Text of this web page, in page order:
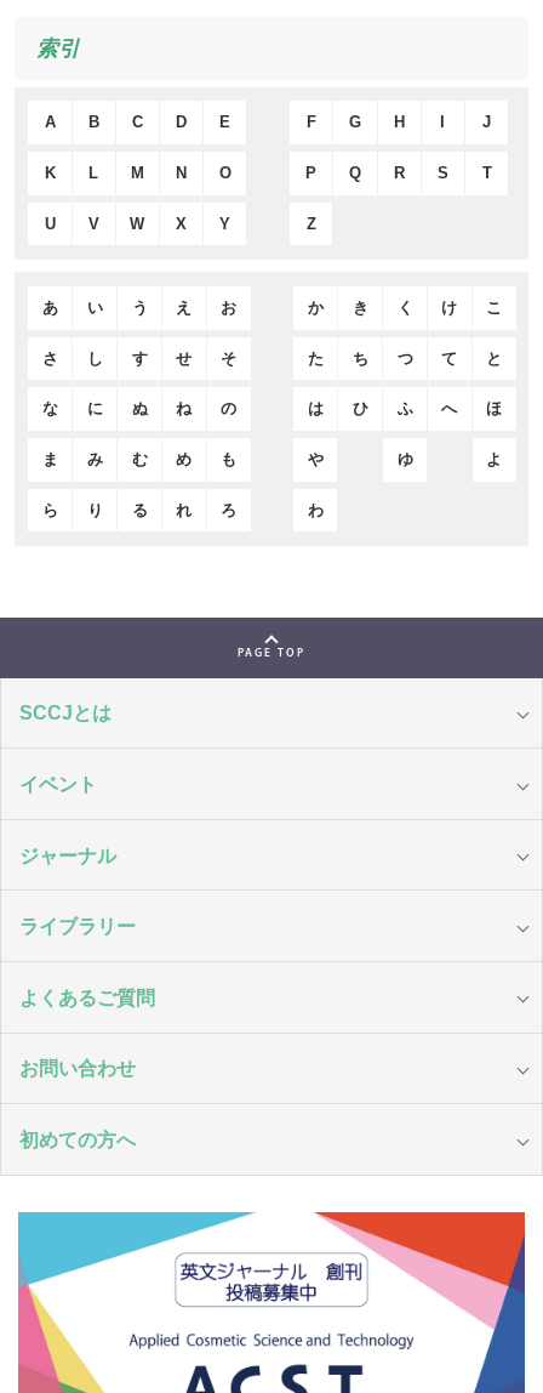
索引
A B C D E F G H J
K L M N O P Q R S T
U V W X Y Z
あ い う え お か き く け こ
さ し す せ そ た ち つ て と
な に ぬ ね の は ひ ふ へ ほ
ま み む め も や ゆ よ
ら り る れ ろ わ
PAGE TOP
SCCJとは
イベント
ジャーナル
ライブラリー
よくあるご質問
お問い合わせ
初めての方へ